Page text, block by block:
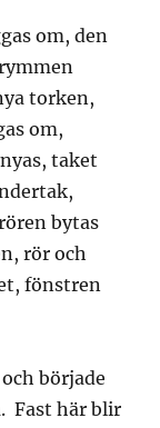
om, den
torken,
om,
taket
bytas
rör och
fönstren
började
Fast här blir